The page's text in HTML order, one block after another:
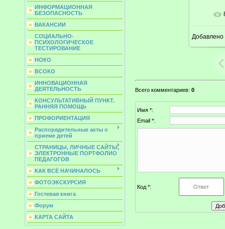
ИНФОРМАЦИОННАЯ
БЕЗОПАСНОСТЬ
ВАКАНСИИ
СОЦИАЛЬНО-
ПСИХОЛОГИЧЕСКОЕ
ТЕСТИРОВАНИЕ
НОКО
ВСОКО
ИННОВАЦИОННАЯ
ДЕЯТЕЛЬНОСТЬ
КОНСУЛЬТАТИВНЫЙ ПУНКТ.
РАННЯЯ ПОМОЩЬ
ПРОФОРИЕНТАЦИЯ
Распорядительные акты о
приеме детей
СТРАНИЦЫ, ЛИЧНЫЕ САЙТЫ,
ЭЛЕКТРОННЫЕ ПОРТФОЛИО
ПЕДАГОГОВ
КАК ВСЁ НАЧИНАЛОСЬ
ФОТОЭКСКУРСИЯ
Гостевая книга
Форум
КАРТА САЙТА
В
Добавлено
Всего комментариев: 0
Имя *:
Email *:
Код *: